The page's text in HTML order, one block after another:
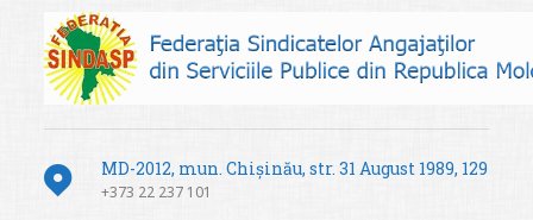
MD-2012, mun. Chișinău, str. 31 August 1989, 129
+373 22 237 101